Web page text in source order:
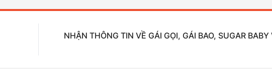
NHẬN THÔNG TIN VỀ GÁI GỌI, GÁI BAO, SUGAR